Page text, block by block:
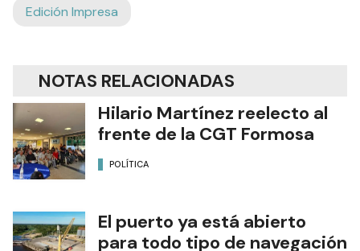
Edición Impresa
NOTAS RELACIONADAS
Hilario Martínez reelecto al
frente de la CGT Formosa
POLÍTICA
El puerto ya está abierto
para todo tipo de navegación